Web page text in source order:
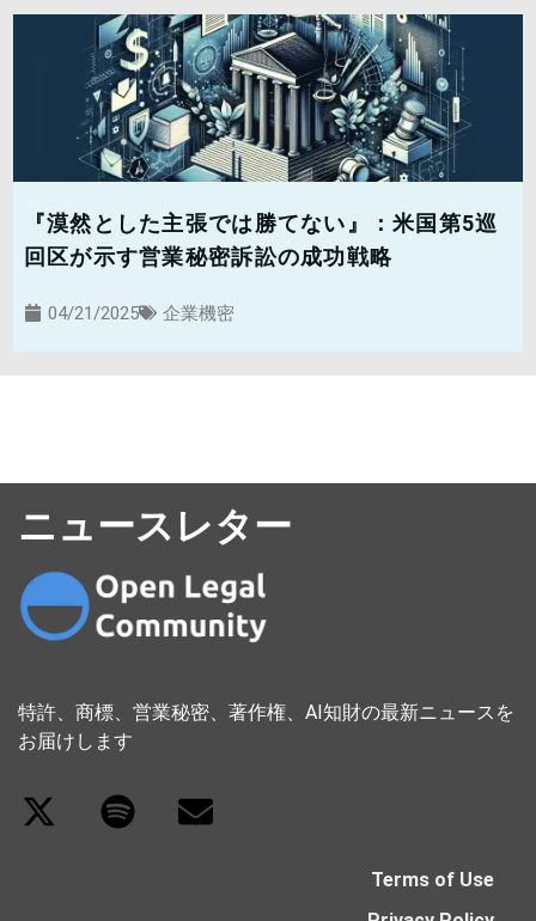
『漠然とした主張では勝てない』：米国第5巡
回区が示す営業秘密訴訟の成功戦略
04/21/2025 企業機密
ニュースレター
特許、商標、営業秘密、著作権、AI知財の最新ニュースを
お届けします
Terms of Use